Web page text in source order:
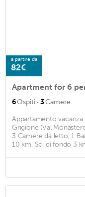
a partire da
82€
Apartment for 6
6Ospiti · 3Camere
Appartamento vacanza
Grigione (Val
3 Camere da letto, 1
10 km, Sci di fondo 3